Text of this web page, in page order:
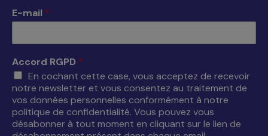
E-mail *
Accord RGPD *
En cochant cette case, vous acceptez de recevoir
notre newsletter et vous consentez au traitement de
vos données personnelles conformément à notre
politique de confidentialité. Vous pouvez vous
désabonner à tout moment en cliquant sur le lien de